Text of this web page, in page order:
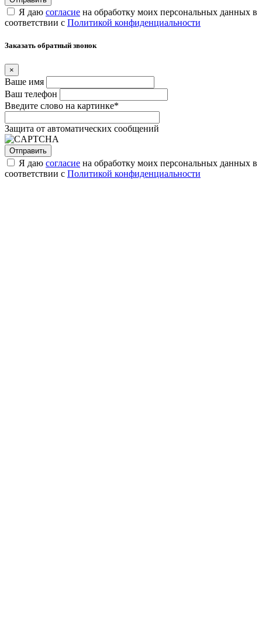
Я даю согласие на обработку моих персональных данных в
соответствии с Политикой конфиденциальности
Заказать обратный звонок
×
Ваше имя
Ваш телефон
Введите слово на картинке*
Защита от автоматических сообщений
Я даю согласие на обработку моих персональных данных в
соответствии с Политикой конфиденциальности